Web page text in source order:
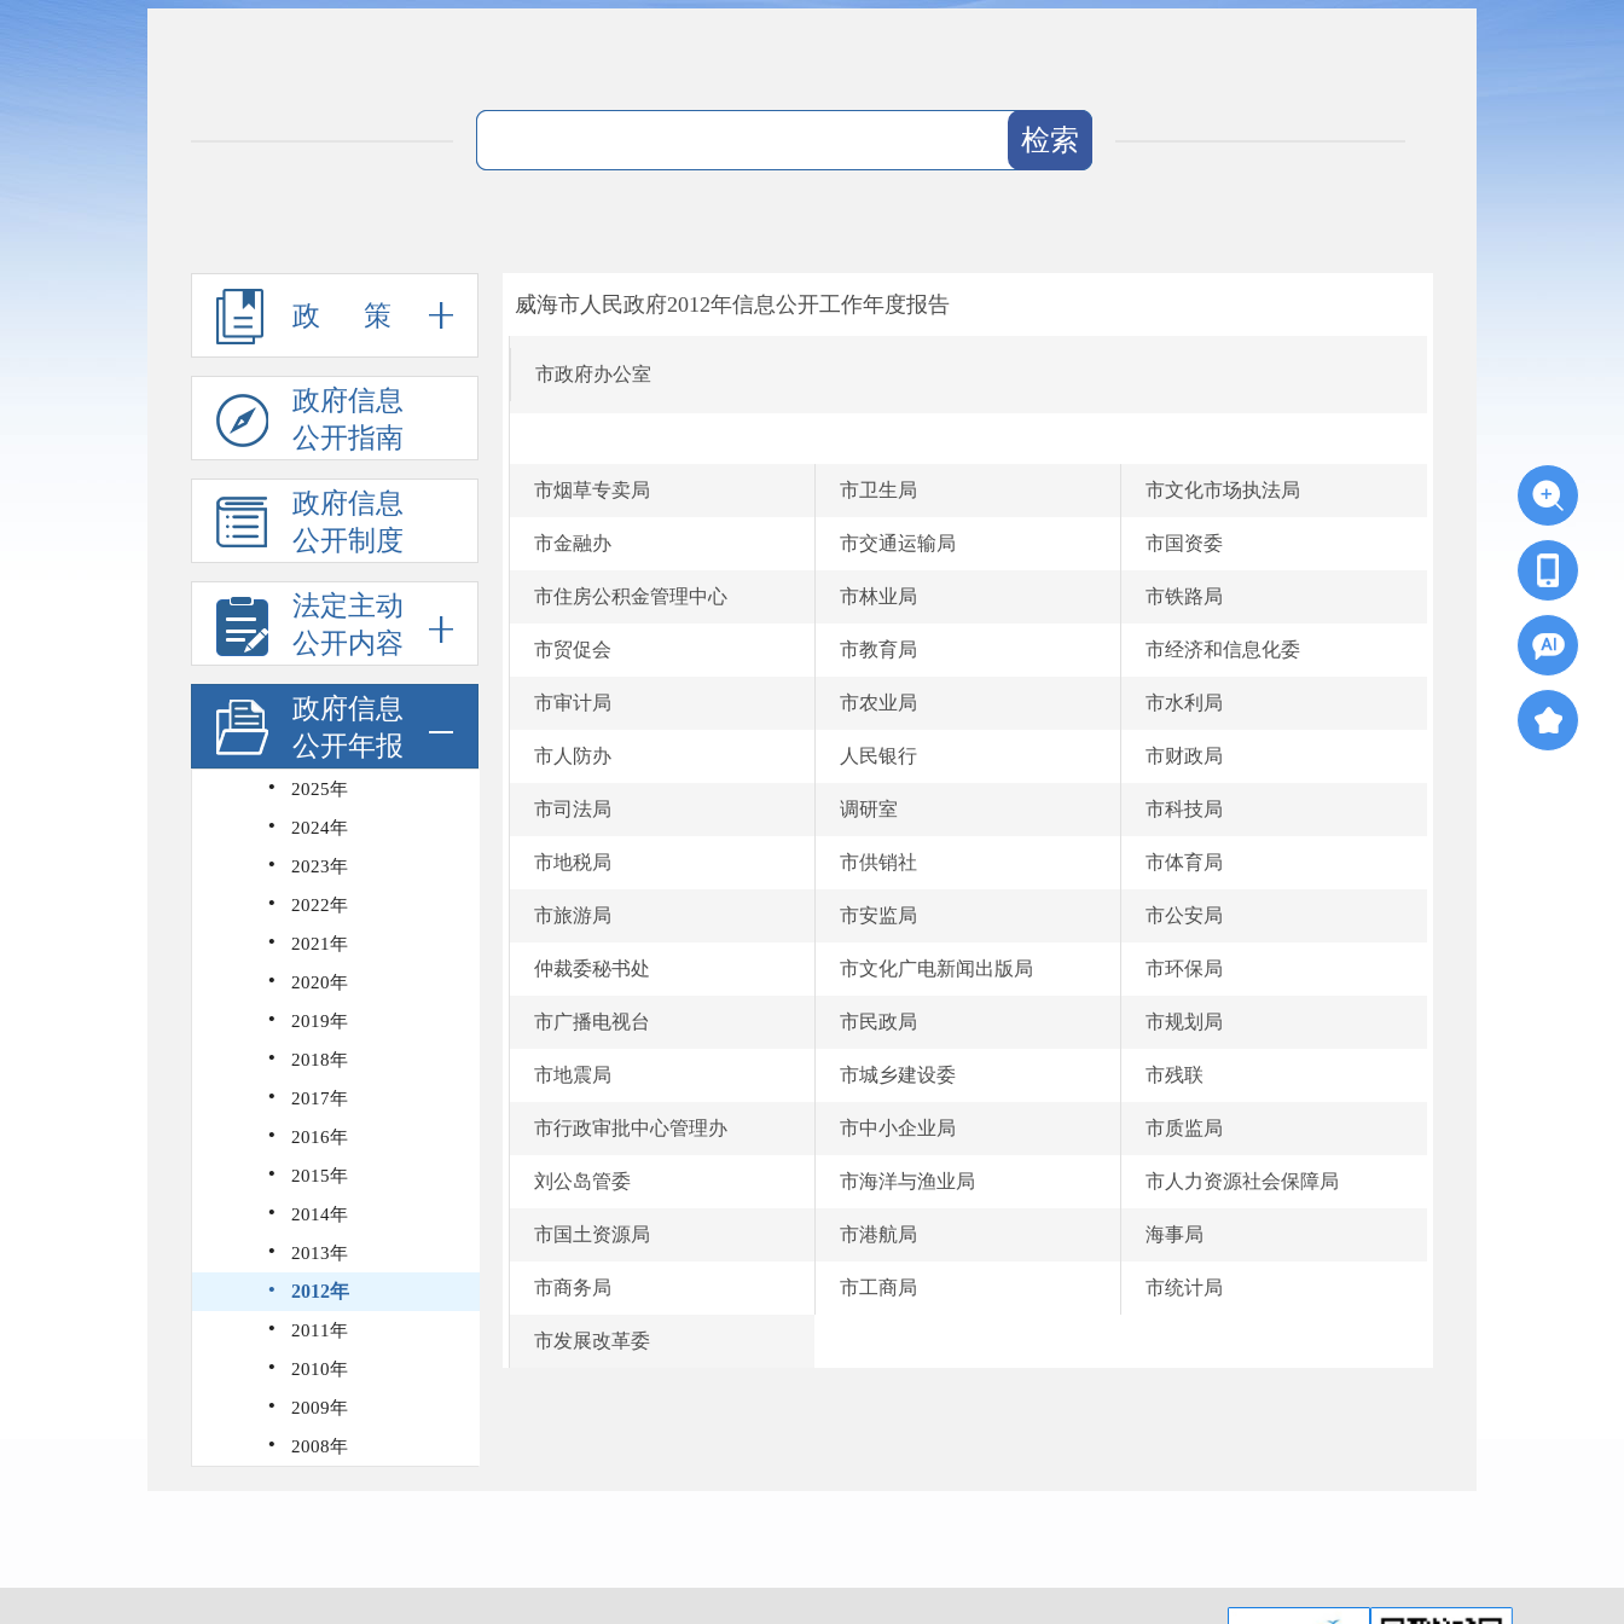
政 策
政府信息
公开指南
政府信息
公开制度
法定主动
公开内容
政府信息
公开年报
· 2025年
· 2024年
· 2023年
· 2022年
· 2021年
· 2020年
· 2019年
· 2018年
· 2017年
· 2016年
· 2015年
· 2014年
· 2013年
· 2012年
· 2011年
· 2010年
· 2009年
· 2008年
威海市人民政府2012年信息公开工作年度报告
市政府办公室
市烟草专卖局 市卫生局 市文化市场执法局
市金融办 市交通运输局 市国资委
市住房公积金管理中心 市林业局 市铁路局
市贸促会 市教育局 市经济和信息化委
市审计局 市农业局 市水利局
市人防办 人民银行 市财政局
市司法局 调研室 市科技局
市地税局 市供销社 市体育局
市旅游局 市安监局 市公安局
仲裁委秘书处 市文化广电新闻出版局 市环保局
市广播电视台 市民政局 市规划局
市地震局 市城乡建设委 市残联
市行政审批中心管理办 市中小企业局 市质监局
刘公岛管委 市海洋与渔业局 市人力资源社会保障局
市国土资源局 市港航局 海事局
市商务局 市工商局 市统计局
市发展改革委